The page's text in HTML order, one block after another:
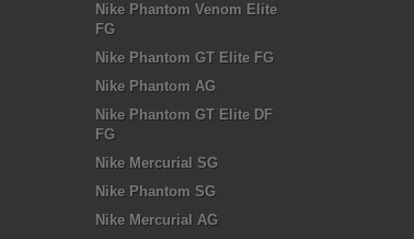
Nike Phantom Venom Elite
FG
Nike Phantom GT Elite FG
Nike Phantom AG
Nike Phantom GT Elite DF
FG
Nike Mercurial SG
Nike Phantom SG
Nike Mercurial AG